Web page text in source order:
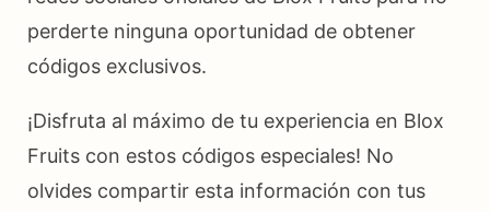
perderte ninguna oportunidad de obtener
códigos exclusivos.
¡Disfruta al máximo de tu experiencia en Blox
Fruits con estos códigos especiales! No
olvides compartir esta información con tus